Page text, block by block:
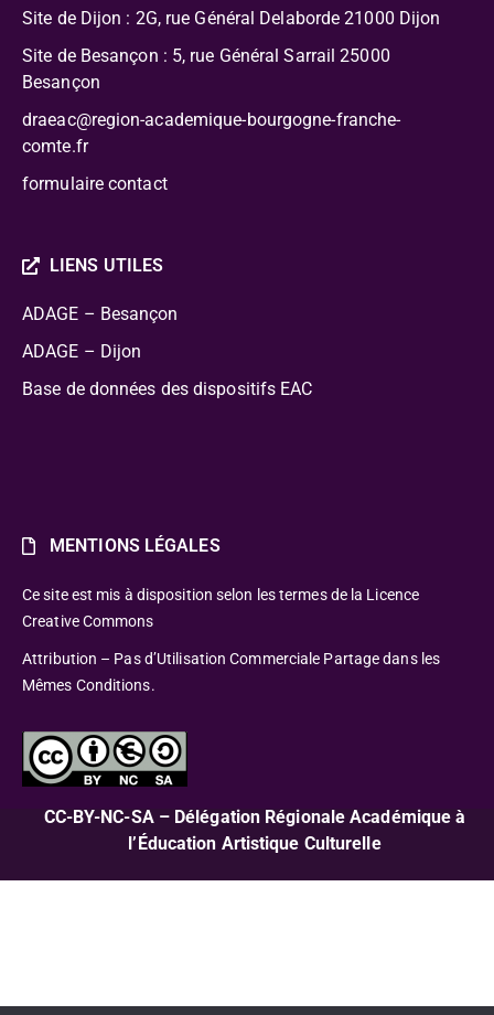
Site de Dijon : 2G, rue Général Delaborde 21000 Dijon
Site de Besançon : 5, rue Général Sarrail 25000
Besançon
draeac@region-academique-bourgogne-franche-
comte.fr
formulaire contact
LIENS UTILES
ADAGE – Besançon
ADAGE – Dijon
Base de données des dispositifs EAC
MENTIONS LÉGALES
Ce site est mis à disposition selon les termes de la Licence
Creative Commons
Attribution – Pas d’Utilisation Commerciale Partage dans les
Mêmes Conditions.
CC-BY-NC-SA – Délégation Régionale Académique à
l’Éducation Artistique Culturelle